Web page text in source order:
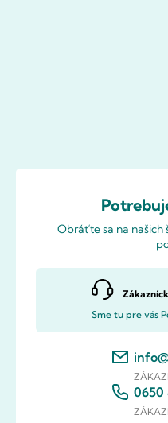
Obráťte sa na našich
Sme tu pre vás
0650